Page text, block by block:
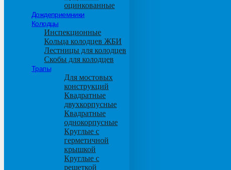
оцинкованные
Дождеприемники
Колодцы
Инспекционные
Кольца колодцев ЖБИ
Лестницы для колодцев
Скобы для колодцев
Трапы
Для мостовых
конструкций
Квадратные
двухкорпусные
Квадратные
однокорпусные
Круглые с
герметичной
крышкой
Круглые с
решеткой